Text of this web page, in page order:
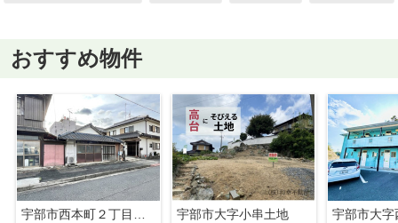
おすすめ物件
宇部市西本町２丁目の売地
宇部市大字小串土地